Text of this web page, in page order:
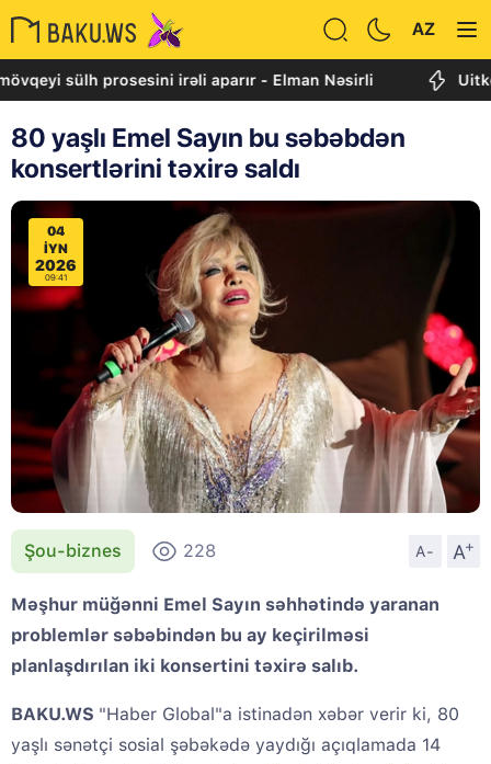
AZ
prosesini irəli aparır - Elman Nəsirli Uitkoff:
80 yaşlı Emel Sayın bu səbəbdən
konsertlərini təxirə saldı
04
IYN
2026
09:41
Şou-biznes 228 A- A
+
Məşhur müğənni Emel Sayın səhhətində yaranan
problemlər səbəbindən bu ay keçirilməsi
planlaşdırılan iki konsertini təxirə salıb.
BAKU.WS "Haber Global"a istinadən xəbər verir ki, 80
yaşlı sənətçi sosial şəbəkədə yaydığı açıqlamada 14